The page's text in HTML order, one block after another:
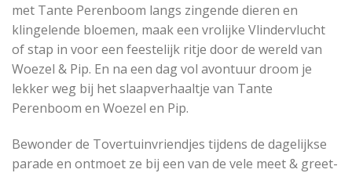
met Tante Perenboom langs zingende dieren en
klingelende bloemen, maak een vrolijke Vlindervlucht
of stap in voor een feestelijk ritje door de wereld van
Woezel & Pip. En na een dag vol avontuur droom je
lekker weg bij het slaapverhaaltje van Tante
Perenboom en Woezel en Pip.
Bewonder de Tovertuinvriendjes tijdens de dagelijkse
parade en ontmoet ze bij een van de vele meet & greet-